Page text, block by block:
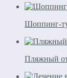
Шоппинг-
Пляжный